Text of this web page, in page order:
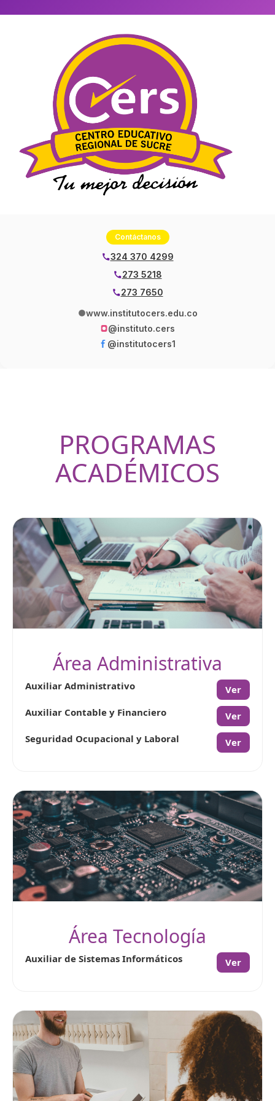
Contáctanos
324 370 4299
273 5218
273 7650
www.institutocers.edu.co
@instituto.cers
@institutocers1
PROGRAMAS
ACADÉMICOS
Área Administrativa
Auxiliar Administrativo
Ver
Auxiliar Contable y Financiero
Ver
Seguridad Ocupacional y Laboral
Ver
Área Tecnología
Auxiliar de Sistemas Informáticos Ver